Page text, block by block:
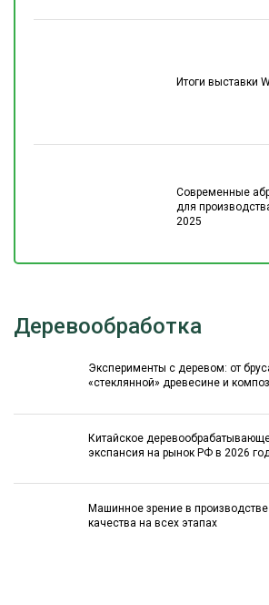
Итоги выставки
Современные
для
2025
Деревообработка
Эксперименты с деревом: от
«стеклянной» древесине и
Китайское
экспансия на рынок РФ в 2026
Машинное зрение в
качества на всех этапах